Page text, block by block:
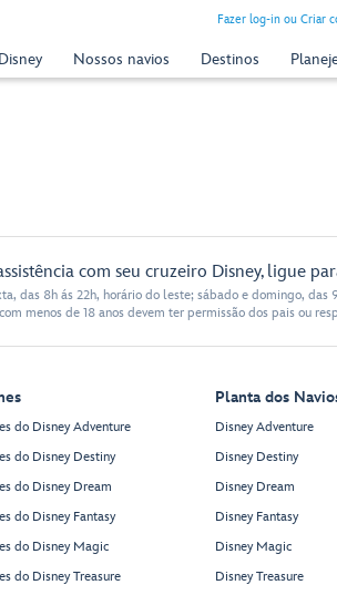
Fazer log-in ou Criar
Nossos navios Destinos
com seu cruzeiro Disney, ligue
das 8h ás 22h, horário do leste; sábado e domingo, das
menos de 18 anos devem ter permissão dos pais ou
do Disney Adventure
do Disney Destiny
do Disney Dream
do Disney Fantasy
do Disney Magic
do Disney Treasure
Planta dos
Disney Adventure
Disney Destiny
Disney Dream
Disney Fantasy
Disney Magic
Disney Treasure